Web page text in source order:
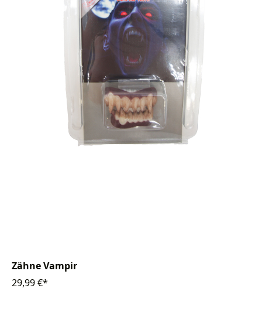
Zähne Vampir
29,99 €*